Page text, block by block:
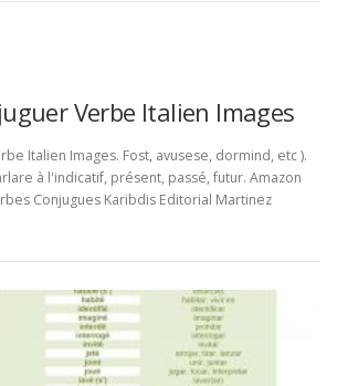
Verbe Italien Images
Italien Images. Fost, avusese, dormind, etc ).
à l'indicatif, présent, passé, futur. Amazon
Conjugues Karibdis Editorial Martinez